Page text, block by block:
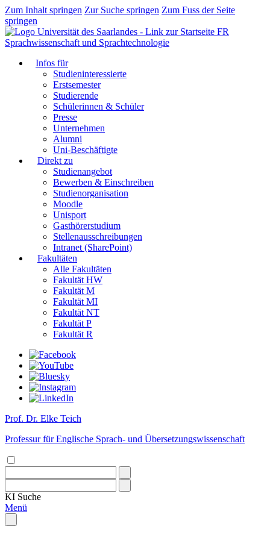
Zum Inhalt springen Zur Suche springen Zum Fuss der Seite
springen
FR
Sprachwissenschaft und Sprachtechnologie
Infos für
Studieninteressierte
Erstsemester
Studierende
Schülerinnen & Schüler
Presse
Unternehmen
Alumni
Uni-Beschäftigte
Direkt zu
Studienangebot
Bewerben & Einschreiben
Studienorganisation
Moodle
Unisport
Gasthörerstudium
Stellenausschreibungen
Intranet (SharePoint)
Fakultäten
Alle Fakultäten
Fakultät HW
Fakultät M
Fakultät MI
Fakultät NT
Fakultät P
Fakultät R
Prof. Dr. Elke Teich
Professur für Englische Sprach- und Übersetzungswissenschaft
KI Suche
Menü